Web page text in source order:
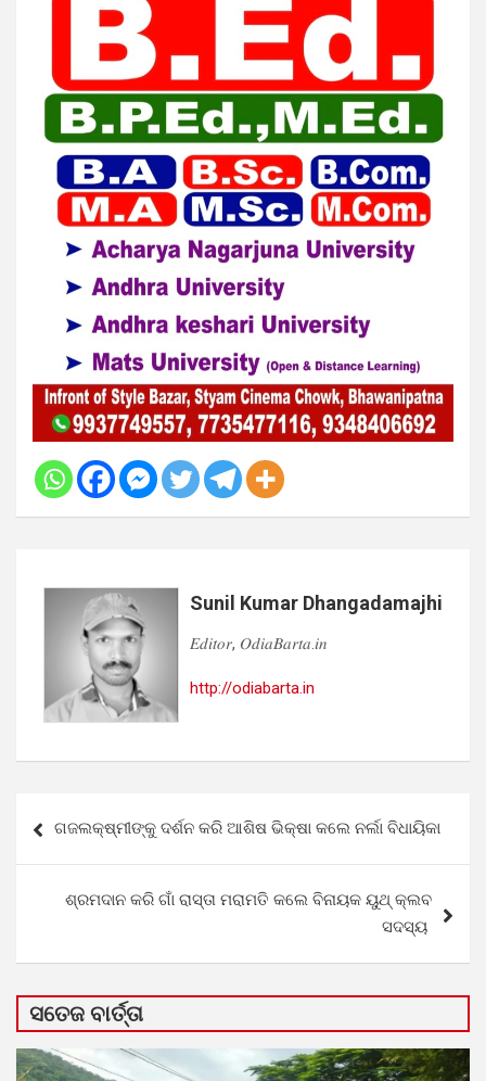
Sunil Kumar Dhangadamajhi
𝐸𝑑𝑖𝑡𝑜𝑟, 𝑂𝑑𝑖𝑎𝐵𝑎𝑟𝑡𝑎.𝑖𝑛
http://odiabarta.in
navigation
ଗଜଲକ୍ଷ୍ମୀଙ୍କୁ ଦର୍ଶନ କରି ଆଶିଷ ଭିକ୍ଷା କଲେ ନର୍ଲା ବିଧାୟିକା
ଶ୍ରମଦାନ କରି ଗାଁ ରାସ୍ତା ମରାମତି କଲେ ବିନାୟକ ୟୁଥ୍ କ୍ଲବ
ସଦସ୍ୟ
ସତେଜ ବାର୍ତ୍ତା